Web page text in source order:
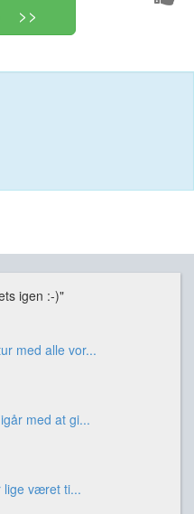
>>
igen :-)"
med alle vor...
med at gi...
lige været ti...